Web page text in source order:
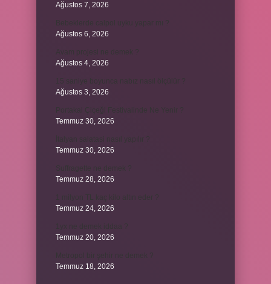
Ağustos 7, 2026
Ağustos 6, 2026
Ağustos 4, 2026
Ağustos 3, 2026
Temmuz 30, 2026
Temmuz 30, 2026
Temmuz 28, 2026
Temmuz 24, 2026
Temmuz 20, 2026
Temmuz 18, 2026